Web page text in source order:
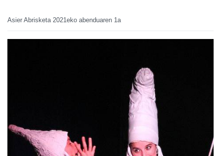
Asier Abrisketa 2021eko abenduaren 1a